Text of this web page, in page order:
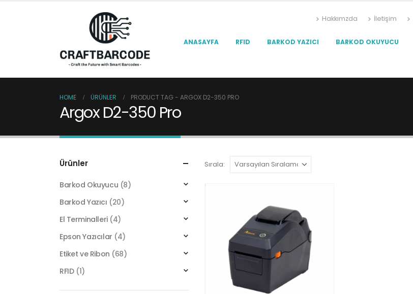
Hakkımzda İletişim
ANASAYFA RFID BARKOD YAZICI BARKOD OKUYUCU
HOME ÜRÜNLER PRODUCT TAG - ARGOX D2-350 PRO
Argox D2-350 Pro
Sırala:
Ürünler
Barkod Okuyucu (8)
Barkod Yazıcı (20)
El Terminalleri (4)
Epson Yazıcılar (4)
Etiket ve Ribon (68)
RFID (1)